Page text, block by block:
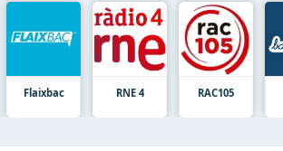
Flaixbac RNE 4 RAC105